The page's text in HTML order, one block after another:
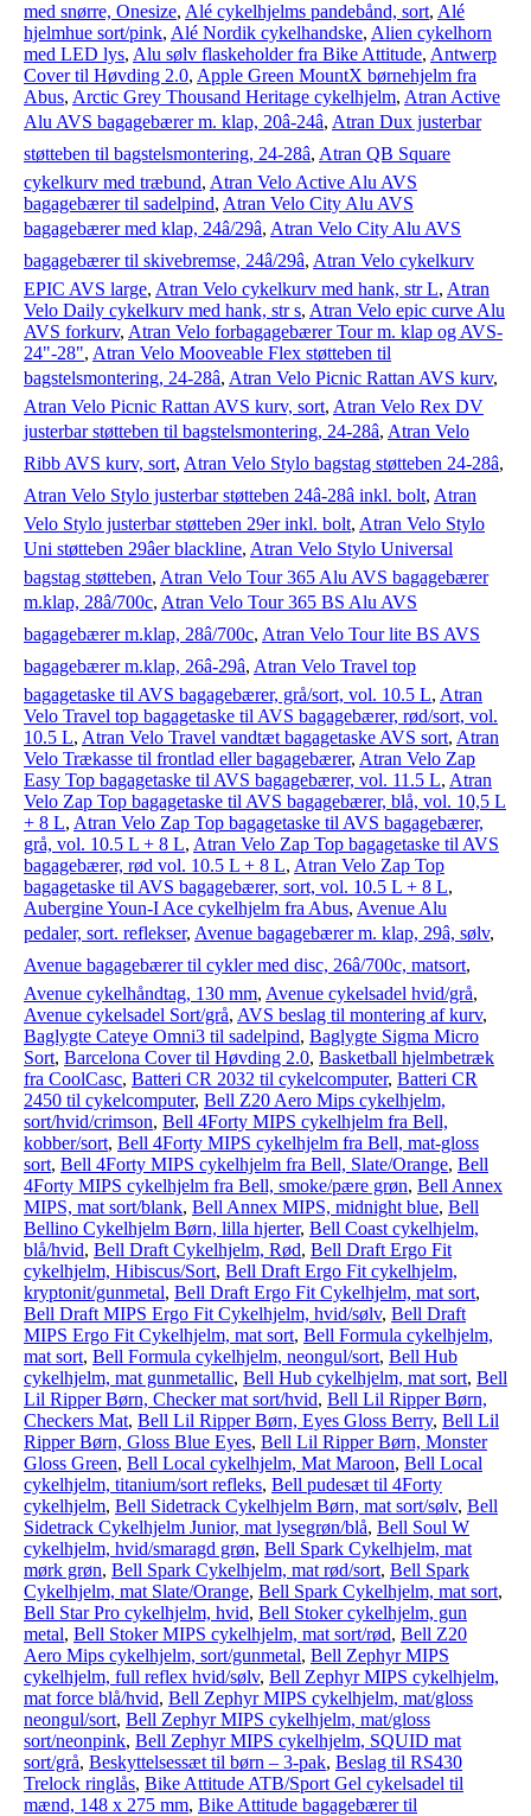
med snørre, Onesize, Alé cykelhjelms pandebånd, sort, Alé
hjelmhue sort/pink, Alé Nordik cykelhandske, Alien cykelhorn
med LED lys, Alu sølv flaskeholder fra Bike Attitude, Antwerp
Cover til Høvding 2.0, Apple Green MountX børnehjelm fra
Abus, Arctic Grey Thousand Heritage cykelhjelm, Atran Active
Alu AVS bagagebærer m. klap, 20â-24â, Atran Dux justerbar
støtteben til bagstelsmontering, 24-28â, Atran QB Square
cykelkurv med træbund, Atran Velo Active Alu AVS
bagagebærer til sadelpind, Atran Velo City Alu AVS
bagagebærer med klap, 24â/29â, Atran Velo City Alu AVS
bagagebærer til skivebremse, 24â/29â, Atran Velo cykelkurv
EPIC AVS large, Atran Velo cykelkurv med hank, str L, Atran
Velo Daily cykelkurv med hank, str s, Atran Velo epic curve Alu
AVS forkurv, Atran Velo forbagagebærer Tour m. klap og AVS-
24"-28", Atran Velo Mooveable Flex støtteben til
bagstelsmontering, 24-28â, Atran Velo Picnic Rattan AVS kurv,
Atran Velo Picnic Rattan AVS kurv, sort, Atran Velo Rex DV
justerbar støtteben til bagstelsmontering, 24-28â, Atran Velo
Ribb AVS kurv, sort, Atran Velo Stylo bagstag støtteben 24-28â,
Atran Velo Stylo justerbar støtteben 24â-28â inkl. bolt, Atran
Velo Stylo justerbar støtteben 29er inkl. bolt, Atran Velo Stylo
Uni støtteben 29âer blackline, Atran Velo Stylo Universal
bagstag støtteben, Atran Velo Tour 365 Alu AVS bagagebærer
m.klap, 28â/700c, Atran Velo Tour 365 BS Alu AVS
bagagebærer m.klap, 28â/700c, Atran Velo Tour lite BS AVS
bagagebærer m.klap, 26â-29â, Atran Velo Travel top
bagagetaske til AVS bagagebærer, grå/sort, vol. 10.5 L, Atran
Velo Travel top bagagetaske til AVS bagagebærer, rød/sort, vol.
10.5 L, Atran Velo Travel vandtæt bagagetaske AVS sort, Atran
Velo Trækasse til frontlad eller bagagebærer, Atran Velo Zap
Easy Top bagagetaske til AVS bagagebærer, vol. 11.5 L, Atran
Velo Zap Top bagagetaske til AVS bagagebærer, blå, vol. 10,5 L
+ 8 L, Atran Velo Zap Top bagagetaske til AVS bagagebærer,
grå, vol. 10.5 L + 8 L, Atran Velo Zap Top bagagetaske til AVS
bagagebærer, rød vol. 10.5 L + 8 L, Atran Velo Zap Top
bagagetaske til AVS bagagebærer, sort, vol. 10.5 L + 8 L,
Aubergine Youn-I Ace cykelhjelm fra Abus, Avenue Alu
pedaler, sort. reflekser, Avenue bagagebærer m. klap, 29â, sølv,
Avenue bagagebærer til cykler med disc, 26â/700c, matsort,
Avenue cykelhåndtag, 130 mm, Avenue cykelsadel hvid/grå,
Avenue cykelsadel Sort/grå, AVS beslag til montering af kurv,
Baglygte Cateye Omni3 til sadelpind, Baglygte Sigma Micro
Sort, Barcelona Cover til Høvding 2.0, Basketball hjelmbetræk
fra CoolCasc, Batteri CR 2032 til cykelcomputer, Batteri CR
2450 til cykelcomputer, Bell Z20 Aero Mips cykelhjelm,
sort/hvid/crimson, Bell 4Forty MIPS cykelhjelm fra Bell,
kobber/sort, Bell 4Forty MIPS cykelhjelm fra Bell, mat-gloss
sort, Bell 4Forty MIPS cykelhjelm fra Bell, Slate/Orange, Bell
4Forty MIPS cykelhjelm fra Bell, smoke/pære grøn, Bell Annex
MIPS, mat sort/blank, Bell Annex MIPS, midnight blue, Bell
Bellino Cykelhjelm Børn, lilla hjerter, Bell Coast cykelhjelm,
blå/hvid, Bell Draft Cykelhjelm, Rød, Bell Draft Ergo Fit
cykelhjelm, Hibiscus/Sort, Bell Draft Ergo Fit cykelhjelm,
kryptonit/gunmetal, Bell Draft Ergo Fit Cykelhjelm, mat sort,
Bell Draft MIPS Ergo Fit Cykelhjelm, hvid/sølv, Bell Draft
MIPS Ergo Fit Cykelhjelm, mat sort, Bell Formula cykelhjelm,
mat sort, Bell Formula cykelhjelm, neongul/sort, Bell Hub
cykelhjelm, mat gunmetallic, Bell Hub cykelhjelm, mat sort, Bell
Lil Ripper Børn, Checker mat sort/hvid, Bell Lil Ripper Børn,
Checkers Mat, Bell Lil Ripper Børn, Eyes Gloss Berry, Bell Lil
Ripper Børn, Gloss Blue Eyes, Bell Lil Ripper Børn, Monster
Gloss Green, Bell Local cykelhjelm, Mat Maroon, Bell Local
cykelhjelm, titanium/sort refleks, Bell pudesæt til 4Forty
cykelhjelm, Bell Sidetrack Cykelhjelm Børn, mat sort/sølv, Bell
Sidetrack Cykelhjelm Junior, mat lysegrøn/blå, Bell Soul W
cykelhjelm, hvid/smaragd grøn, Bell Spark Cykelhjelm, mat
mørk grøn, Bell Spark Cykelhjelm, mat rød/sort, Bell Spark
Cykelhjelm, mat Slate/Orange, Bell Spark Cykelhjelm, mat sort,
Bell Star Pro cykelhjelm, hvid, Bell Stoker cykelhjelm, gun
metal, Bell Stoker MIPS cykelhjelm, mat sort/rød, Bell Z20
Aero Mips cykelhjelm, sort/gunmetal, Bell Zephyr MIPS
cykelhjelm, full reflex hvid/sølv, Bell Zephyr MIPS cykelhjelm,
mat force blå/hvid, Bell Zephyr MIPS cykelhjelm, mat/gloss
neongul/sort, Bell Zephyr MIPS cykelhjelm, mat/gloss
sort/neonpink, Bell Zephyr MIPS cykelhjelm, SQUID mat
sort/grå, Beskyttelsessæt til børn – 3-pak, Beslag til RS430
Trelock ringlås, Bike Attitude ATB/Sport Gel cykelsadel til
mænd, 148 x 275 mm, Bike Attitude bagagebærer til